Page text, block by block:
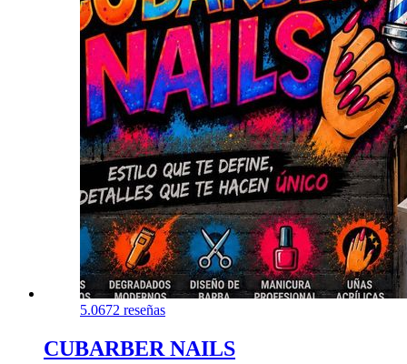
5.0672 reseñas
CUBARBER NAILS